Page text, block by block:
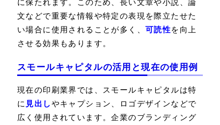
に保たれます。このため、長い文章や小説、論
文などで重要な情報や特定の表現を際立たせた
い場合に使用されることが多く、 可読性を向上
させる効果もあります。
スモールキャピタルの活用と現在の使用例
現在の印刷業界では、スモールキャピタルは特
に 見出し やキャプション、ロゴデザインなどで
広く使用されています。企業のブランディング